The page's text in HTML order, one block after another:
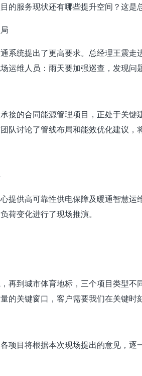
的服务现状还有哪些提升空间？这是
系统提出了更高要求。总经理王震
运维人员：雨天要加强巡查，发现问
接的合同能源管理项目 ，正处于关
队讨论了管线布局和能效优化建议，
提供高可靠性供电保障及暖通智慧
荷变化进行了现场推演。
再到城市体育地标，三个项目类型
的关键窗口，客户需要我们在关键时
项目将根据本次现场提出的意见，逐